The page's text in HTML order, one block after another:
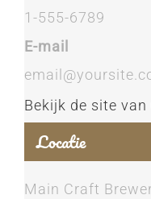
Locatie
Main Craft
1-555-6789
E-mail
Bekijk de site